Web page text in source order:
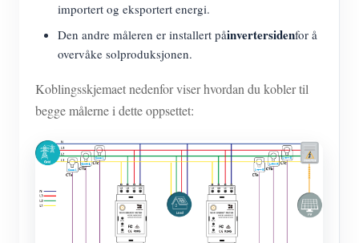
importert og eksportert energi.
Den andre måleren er installert påinvertersidenfor å
overvåke solproduksjonen.
Koblingsskjemaet nedenfor viser hvordan du kobler til
begge målerne i dette oppsettet: